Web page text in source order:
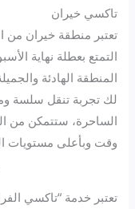
تاكسي خيران
تعتبر منطقة خيران من
التمتع بعطلة نهاية
المنطقة الهادئة
لك تجربة تنقل سلسة
الساحرة، ستتمكن من
وقت وبأعلى مستويات
تعتبر خدمة “تاكسي